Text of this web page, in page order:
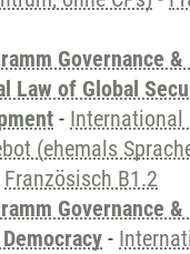
Governance &
Law of Global
- International
(ehemals
Französisch B1.2
Governance
-